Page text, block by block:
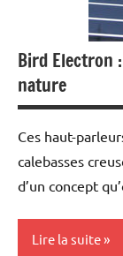
Bird Electron
nature
Ces haut-
calebasses
d’un concept
Lire la suite